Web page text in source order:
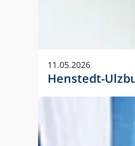
11.05.2026
Henstedt-